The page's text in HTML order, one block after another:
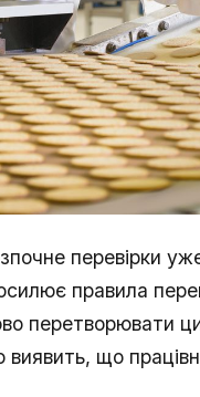
перевірки
правила
перетворювати
виявить, що